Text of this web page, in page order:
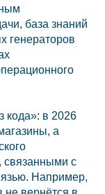
база знаний
генераторов
кода»: в 2026
а
связанными с
Например,